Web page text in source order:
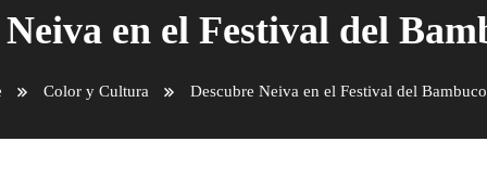
en el Festival del
Color y Cultura Descubre Neiva en el Festival del